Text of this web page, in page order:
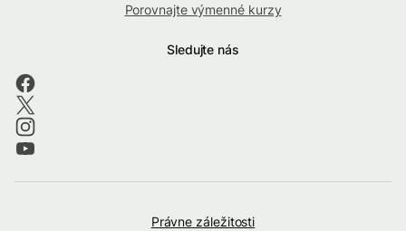
Porovnajte výmenné kurzy
Sledujte nás
Právne záležitosti